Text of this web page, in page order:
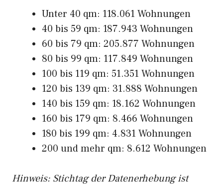
Unter 40 qm: 118.061 Wohnungen
40 bis 59 qm: 187.943 Wohnungen
60 bis 79 qm: 205.877 Wohnungen
80 bis 99 qm: 117.849 Wohnungen
100 bis 119 qm: 51.351 Wohnungen
120 bis 139 qm: 31.888 Wohnungen
140 bis 159 qm: 18.162 Wohnungen
160 bis 179 qm: 8.466 Wohnungen
180 bis 199 qm: 4.831 Wohnungen
200 und mehr qm: 8.612 Wohnungen
Hinweis: Stichtag der Datenerhebung ist